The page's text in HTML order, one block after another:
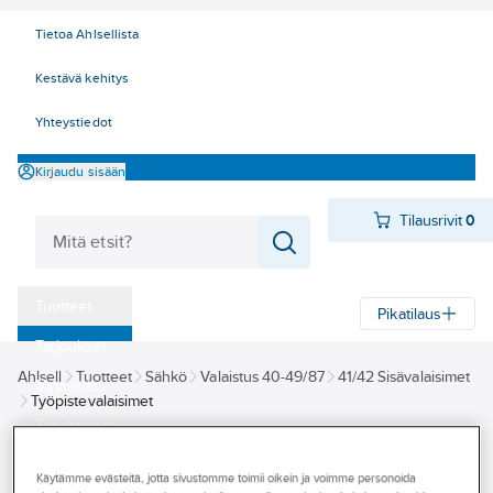
Tietoa Ahlsellista
Kestävä kehitys
Yhteystiedot
Kirjaudu sisään
Tilausrivit 0
‎Tarjoukset
Myymälät
Tapahtumat
Pikatilaus
Ahlsell Tuotteet Sähkö Valaistus 40-49/87
41/42 Sisävalaisimet
Työpistevalaisimet
Käytämme evästeitä, jotta sivustomme toimii oikein ja voimme personoida